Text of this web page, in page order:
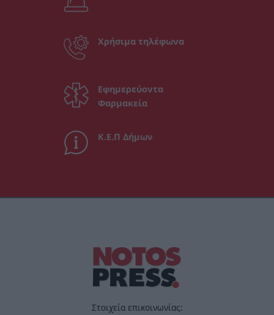
Χρήσιμα τηλέφωνα
Εφημερεύοντα
Φαρμακεία
Κ.Ε.Π Δήμων
Στοιχεία επικοινωνίας: